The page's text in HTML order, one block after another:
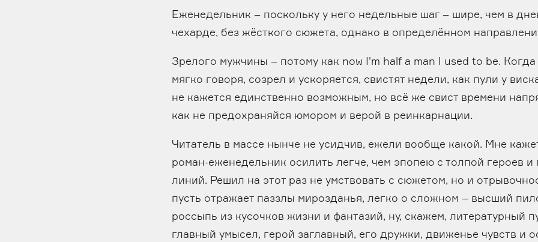
Еженедельник – поскольку у него недельные шаг – шире, чем в
чехарде, без жёсткого сюжета, однако в определённом
Зрелого мужчины – потому как now I'm half a man I used to be. Когда
мягко говоря, созрел и ускоряется, свистят недели, как пули у
не кажется единственно возможным, но всё же свист времени
как не предохраняйся юмором и верой в реинкарнации.
Читатель в массе нынче не усидчив, ежели вообще какой. Мне
роман-еженедельник осилить легче, чем эпопею с толпой героев
линий. Решил на этот раз не умствовать с сюжетом, но и
пусть отражает паззлы мирозданья, легко о сложном – высший
россыпь из кусочков жизни и фантазий, ну, скажем, литературный
главный умысел, герой заглавный, его дружки, движенье чувств и